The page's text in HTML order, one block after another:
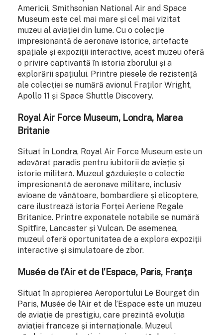
Americii, Smithsonian National Air and Space
Museum este cel mai mare și cel mai vizitat
muzeu al aviației din lume. Cu o colecție
impresionantă de aeronave istorice, artefacte
spațiale și expoziții interactive, acest muzeu oferă
o privire captivantă în istoria zborului și a
explorării spațiului. Printre piesele de rezistență
ale colecției se numără avionul Fraților Wright,
Apollo 11 și Space Shuttle Discovery.
Royal Air Force Museum, Londra, Marea
Britanie
Situat în Londra, Royal Air Force Museum este un
adevărat paradis pentru iubitorii de aviație și
istorie militară. Muzeul găzduiește o colecție
impresionantă de aeronave militare, inclusiv
avioane de vânătoare, bombardiere și elicoptere,
care ilustrează istoria Forței Aeriene Regale
Britanice. Printre exponatele notabile se numără
Spitfire, Lancaster și Vulcan. De asemenea,
muzeul oferă oportunitatea de a explora expoziții
interactive și simulatoare de zbor.
Musée de l’Air et de l’Espace, Paris, Franța
Situat în apropierea Aeroportului Le Bourget din
Paris, Musée de l’Air et de l’Espace este un muzeu
de aviație de prestigiu, care prezintă evoluția
aviației franceze și internaționale. Muzeul